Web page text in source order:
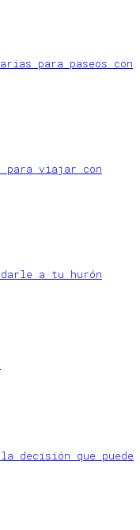
para paseos con
para viajar con
darle a tu hurón
decisión que puede